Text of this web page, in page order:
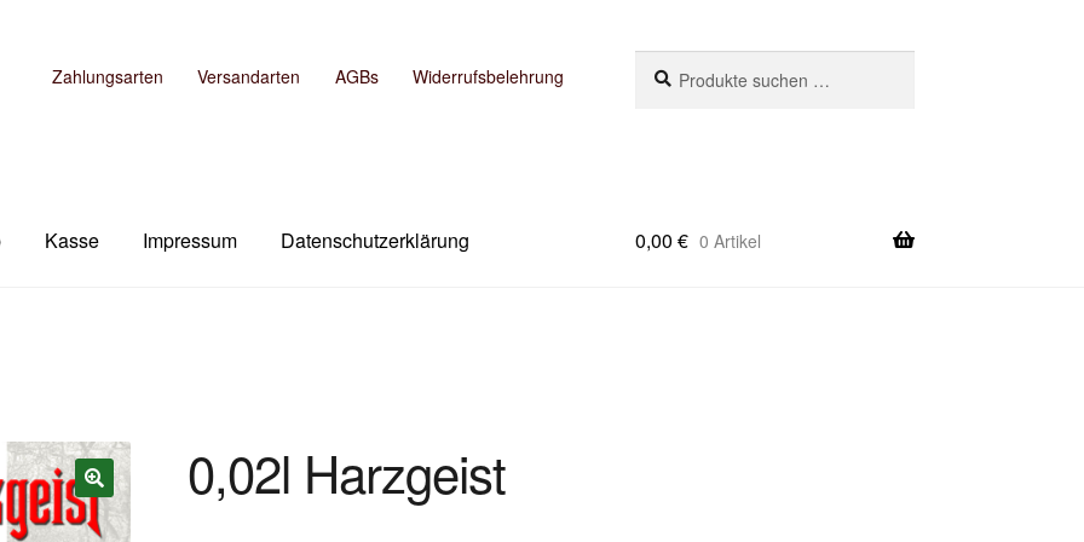
Zahlungsarten Versandarten AGBs Widerrufsbelehrung
nach:
Kasse Impressum Datenschutzerklärung 0,00 € 0 Artikel
🔍
0,02l Harzgeist